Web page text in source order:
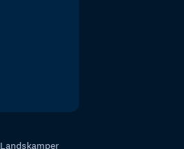
Landskamper